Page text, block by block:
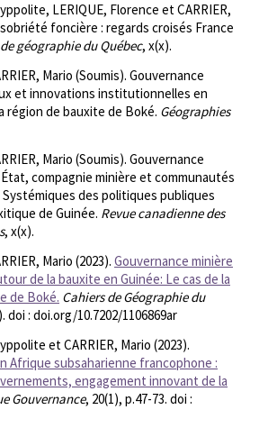
LERIQUE, Florence et CARRIER,
foncière : regards croisés France
géographie du Québec, x(x).
Mario (Soumis). Gouvernance
et innovations institutionnelles en
région de bauxite de Boké. Géographies
Mario (Soumis). Gouvernance
compagnie minière et communautés
Systémiques des politiques publiques
de Guinée. Revue canadienne des
, x(x).
Mario (2023). Gouvernance minière
de la bauxite en Guinée: Le cas de la
de Boké. Cahiers de Géographie du
doi : doi.org/10.7202/1106869ar
et CARRIER, Mario (2023).
Afrique subsaharienne francophone :
engagement innovant de la
Gouvernance, 20(1), p.47-73. doi :